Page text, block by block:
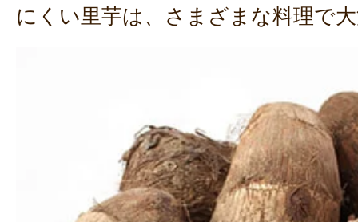
にくい里芋は、さまざまな料理で